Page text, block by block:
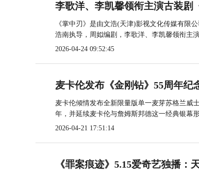
李歌洋、李凯馨领衔主演古装剧
《掌中刃》是由文浩(天津)影视文化传媒有限
浩南执导，周姒编剧，李歌洋、李凯馨领衔主
2026-04-24 09:52:45
麦卡伦发布《金刚钻》55周年纪
麦卡伦倾情发布全新限量版单一麦芽苏格兰威
年，并延续麦卡伦与詹姆斯邦德这一经典银幕
2026-04-21 17:51:14
《罪案痕迹》5.15爱奇艺独播：